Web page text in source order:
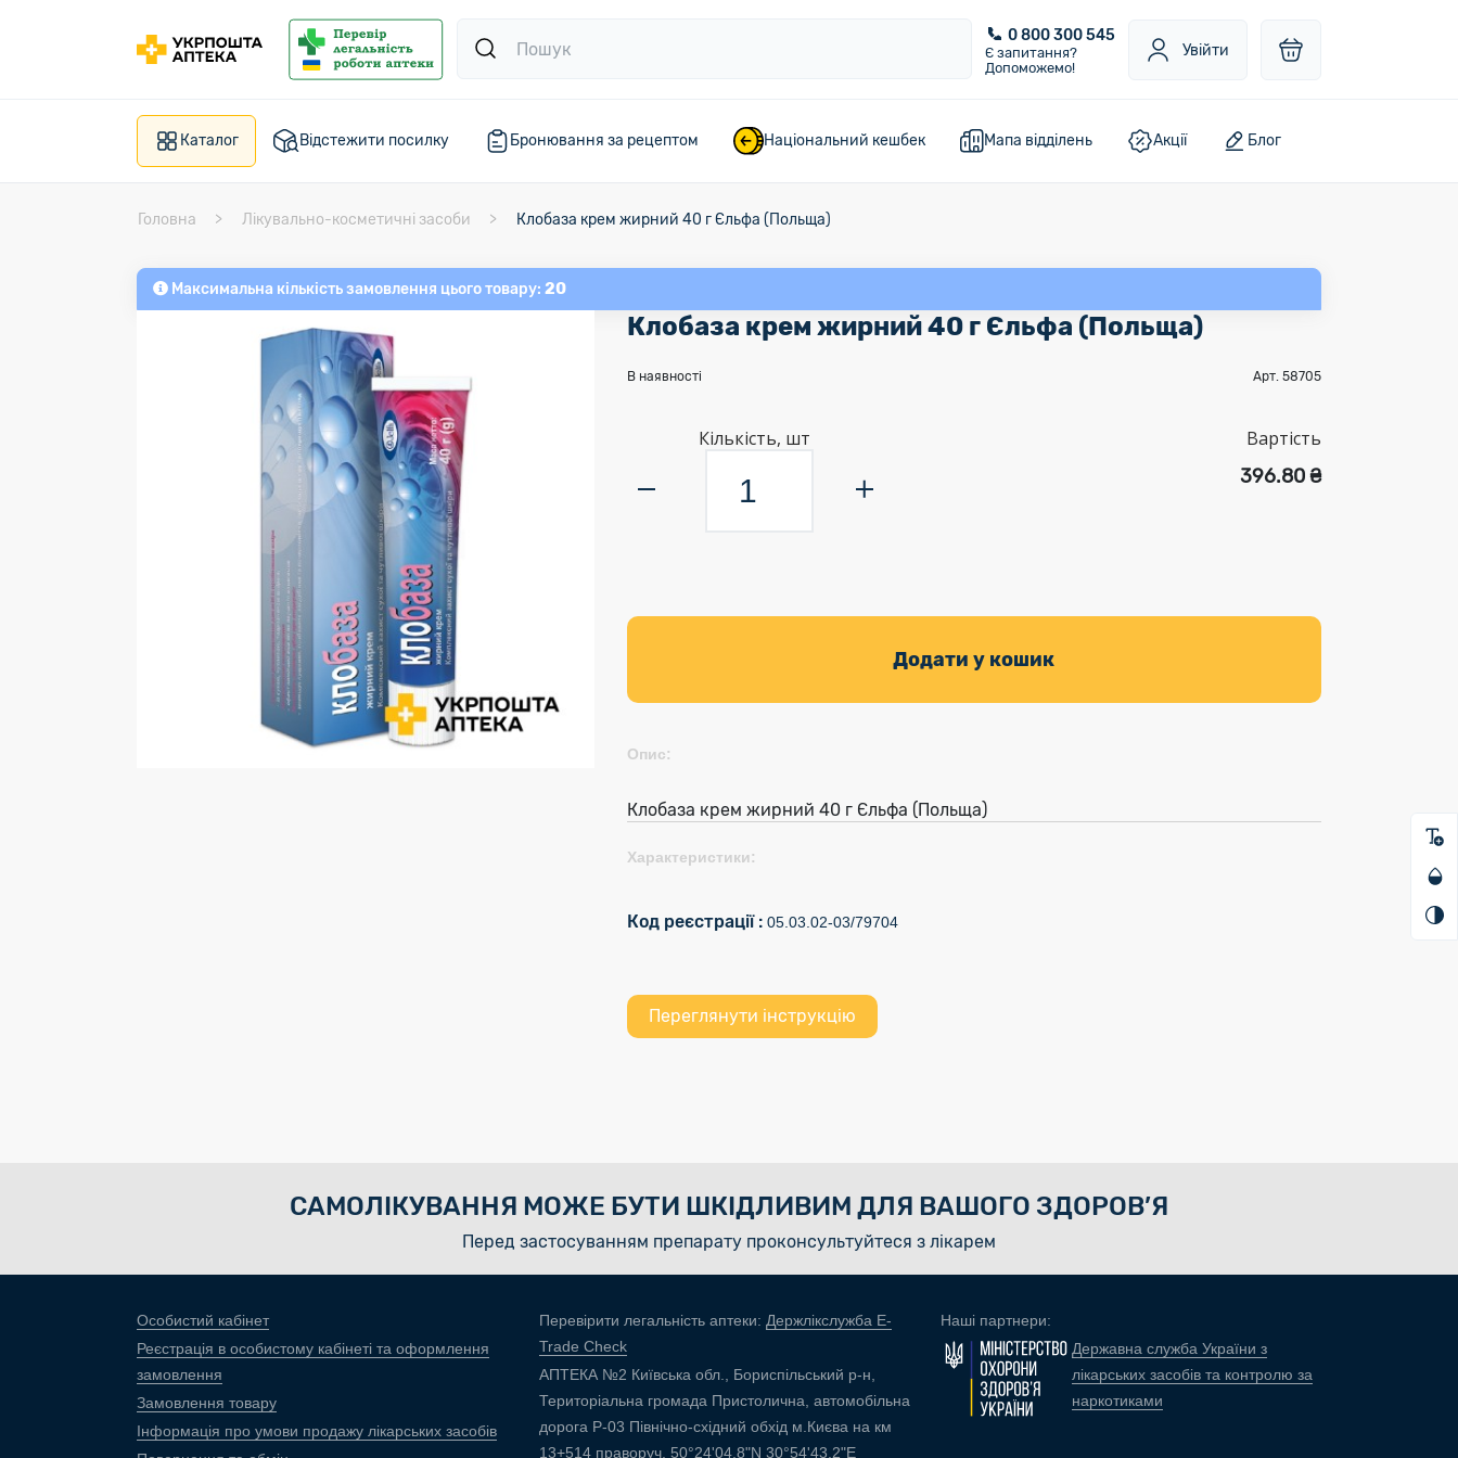
0 800 300 545
Є запитання?
Допоможемо!
Увійти
Каталог Відстежити посилку Бронювання за рецептом Національний кешбек Мапа відділень Акції Блог
Головна Лікувально-косметичні засоби Клобаза крем жирний 40 г Єльфа (Польща)
Максимальна кількість замовлення цього товару: 20
Клобаза крем жирний 40 г Єльфа (Польща)
В наявності Арт. 58705
Кількість, шт
Вартість
396.80 ₴
Додати у кошик
Опис:
Клобаза крем жирний 40 г Єльфа (Польща)
Характеристики:
Код реєстрації : 05.03.02-03/79704
Переглянути інструкцію
САМОЛІКУВАННЯ МОЖЕ БУТИ ШКІДЛИВИМ ДЛЯ ВАШОГО ЗДОРОВ’Я
Перед застосуванням препарату проконсультуйтеся з лікарем
Особистий кабінет
Реєстрація в особистому кабінеті та оформлення
замовлення
Замовлення товару
Інформація про умови продажу лікарських засобів
Перевірити легальність аптеки: Держлікслужба E-
Trade Check
АПТЕКА №2 Київська обл., Бориспільський р-н,
Територіальна громада Пристолична, автомобільна
дорога Р-03 Північно-східний обхід м.Києва на км
13+514 праворуч, 50°24'04.8"N 30°54'43.2"E
Наші партнери:
Державна служба України з
лікарських засобів та контролю за
наркотиками